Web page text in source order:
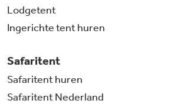
Lodgetent
Ingerichte tent huren
Safaritent
Safaritent huren
Safaritent Nederland